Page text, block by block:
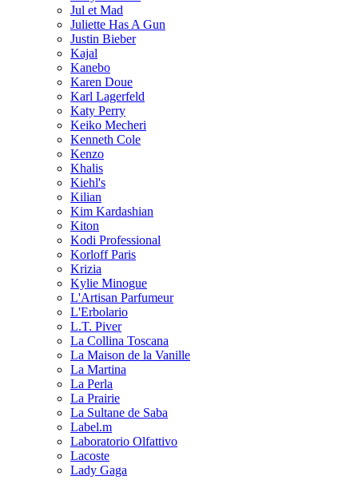
Jul et Mad
Juliette Has A Gun
Justin Bieber
Kajal
Kanebo
Karen Doue
Karl Lagerfeld
Katy Perry
Keiko Mecheri
Kenneth Cole
Kenzo
Khalis
Kiehl's
Kilian
Kim Kardashian
Kiton
Kodi Professional
Korloff Paris
Krizia
Kylie Minogue
L'Artisan Parfumeur
L'Erbolario
L.T. Piver
La Collina Toscana
La Maison de la Vanille
La Martina
La Perla
La Prairie
La Sultane de Saba
Label.m
Laboratorio Olfattivo
Lacoste
Lady Gaga